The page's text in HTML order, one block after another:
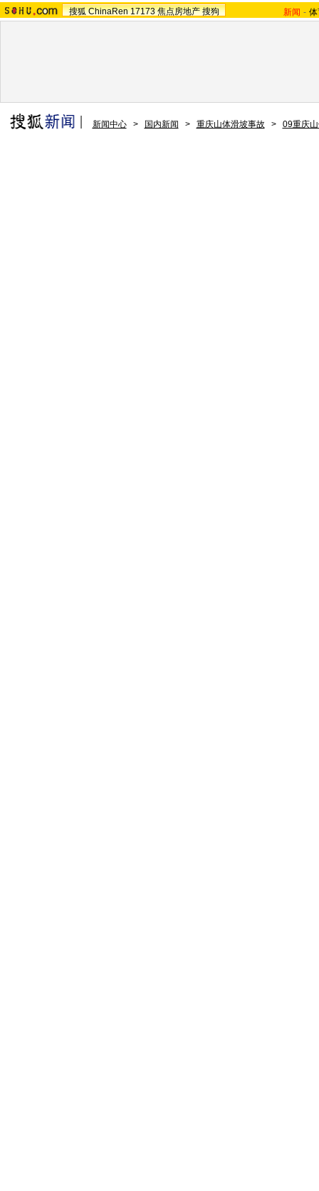
搜狐 ChinaRen 17173 焦点房地产 搜狗 新闻 -
新闻中心 > 国内新闻 > 重庆山体滑坡事故 > 09重庆